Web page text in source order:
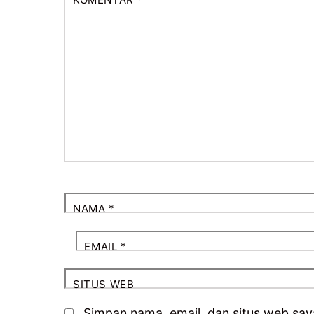
NAMA*
EMAIL*
SITUS WEB